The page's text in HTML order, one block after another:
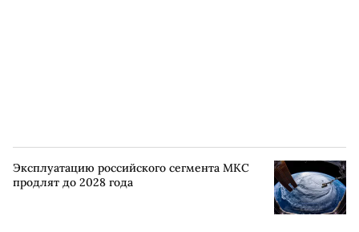
Эксплуатацию российского сегмента МКС
продлят до 2028 года